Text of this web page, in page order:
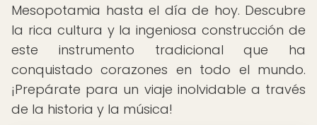
Mesopotamia hasta el día de hoy. Descubre
la rica cultura y la ingeniosa construcción de
este instrumento tradicional que ha
conquistado corazones en todo el mundo.
¡Prepárate para un viaje inolvidable a través
de la historia y la música!